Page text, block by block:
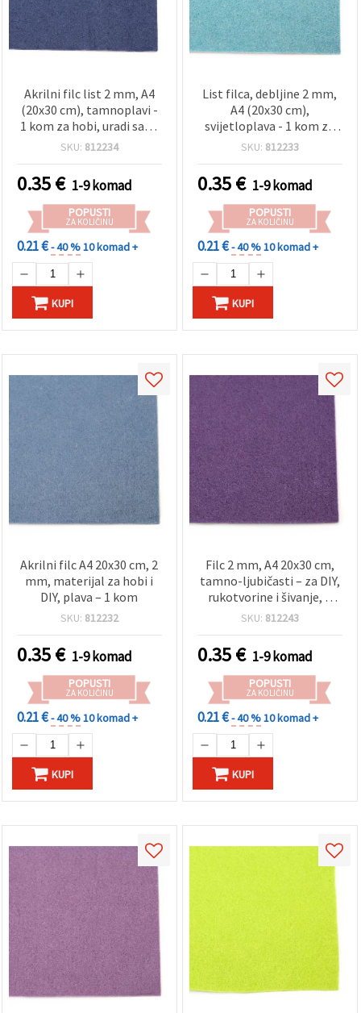
Akrilni filc list 2 mm, A4
(20x30 cm), tamnoplavi -
1 kom za hobi, uradi sam,
ručni rad, šivanje i
SKU: 812234
0.35€ 1-9 komad
POPUSTI
ZA KOLIČINU
0.21 €- 40 %10 komad +
KUPI
List filca, debljine 2 mm,
A4 (20x30 cm),
svijetloplava - 1 kom za
uradi sam, rukotvorine,
SKU: 812233
0.35€ 1-9 komad
POPUSTI
ZA KOLIČINU
0.21 €- 40 %10 komad +
KUPI
Akrilni filc A4 20x30 cm, 2
mm, materijal za hobi i
DIY, plava – 1 kom
SKU: 812232
0.35€ 1-9 komad
POPUSTI
ZA KOLIČINU
0.21 €- 40 %10 komad +
KUPI
Filc 2 mm, A4 20x30 cm,
tamno-ljubičasti – za DIY,
rukotvorine i šivanje, 1
kom
SKU: 812243
0.35€ 1-9 komad
POPUSTI
ZA KOLIČINU
0.21 €- 40 %10 komad +
KUPI